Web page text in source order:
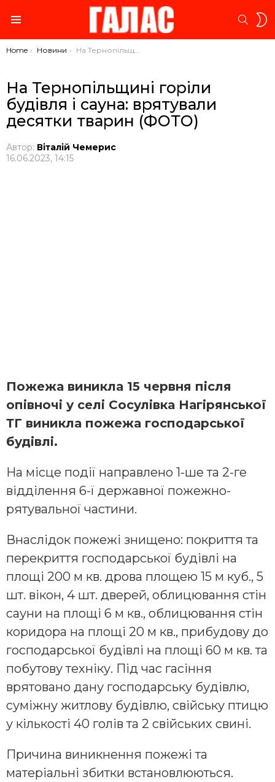
You are here:
Home Новини На Тернопільщині горіли будівля і сауна: врятували десятки тварин (ФОТО)
На Тернопільщині горіли
будівля і сауна: врятували
десятки тварин (ФОТО)
Автор: Віталій Чемерис
16.06.2023, 14:15
Пожежа виникла 15 червня після
опівночі у селі Сосулівка Нагірянської
ТГ виникла пожежа господарської
будівлі.
На місце події направлено 1-ше та 2-ге
відділення 6-ї державної пожежно-
рятувальної частини.
Внаслідок пожежі знищено: покриття та
перекриття господарської будівлі на
площі 200 м кв. дрова площею 15 м куб., 5
шт. вікон, 4 шт. дверей, облицювання стін
сауни на площі 6 м кв., облицювання стін
коридора на площі 20 м кв., прибудову до
господарської будівлі на площі 60 м кв. та
побутову техніку. Під час гасіння
врятовано дану господарську будівлю,
суміжну житлову будівлю, свійську птицю
у кількості 40 голів та 2 свійських свині.
Причина виникнення пожежі та
матеріальні збитки встановлюються.